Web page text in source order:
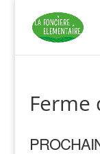
Ferme